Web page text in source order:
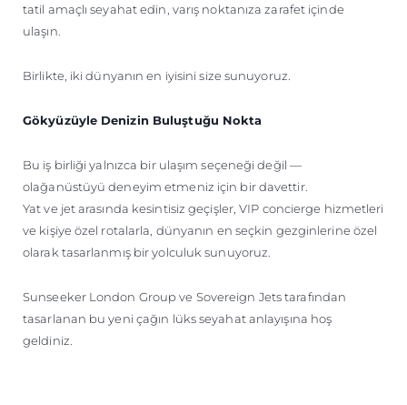
tatil amaçlı seyahat edin, varış noktanıza zarafet içinde
ulaşın.
Birlikte, iki dünyanın en iyisini size sunuyoruz.
Gökyüzüyle Denizin Buluştuğu Nokta
Bu iş birliği yalnızca bir ulaşım seçeneği değil —
olağanüstüyü deneyim etmeniz için bir davettir.
Yat ve jet arasında kesintisiz geçişler, VIP concierge hizmetleri
ve kişiye özel rotalarla, dünyanın en seçkin gezginlerine özel
olarak tasarlanmış bir yolculuk sunuyoruz.
Sunseeker London Group ve Sovereign Jets tarafından
tasarlanan bu yeni çağın lüks seyahat anlayışına hoş
geldiniz.